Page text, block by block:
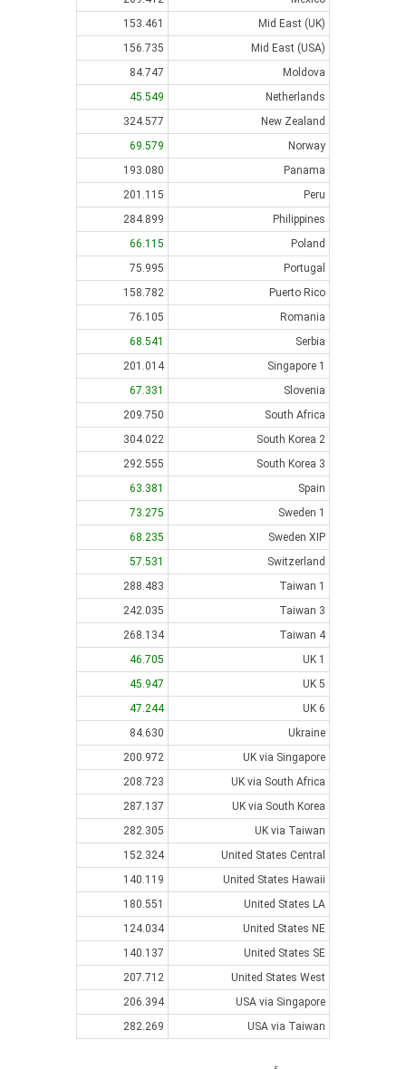
Mid East (UK)
153.461
Mid East (USA)
156.735
Moldova
84.747
Netherlands
45.549
New Zealand
324.577
Norway
69.579
Panama
193.080
Peru
201.115
Philippines
284.899
Poland
66.115
Portugal
75.995
Puerto Rico
158.782
Romania
76.105
Serbia
68.541
Singapore 1
201.014
Slovenia
67.331
South Africa
209.750
South Korea 2
304.022
South Korea 3
292.555
Spain
63.381
Sweden 1
73.275
Sweden XIP
68.235
Switzerland
57.531
Taiwan 1
288.483
Taiwan 3
242.035
Taiwan 4
268.134
UK 1
46.705
UK 5
45.947
UK 6
47.244
Ukraine
84.630
UK via Singapore
200.972
UK via South Africa
208.723
UK via South Korea
287.137
UK via Taiwan
282.305
United States Central
152.324
United States Hawaii
140.119
United States LA
180.551
United States NE
124.034
United States SE
140.137
United States West
207.712
USA via Singapore
206.394
USA via Taiwan
282.269